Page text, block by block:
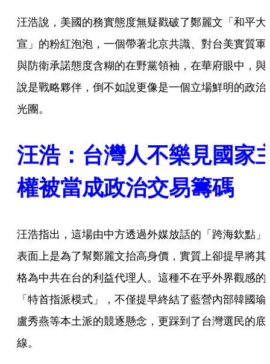
汪浩說，美國的務實態度無疑戳破了鄭麗文「和平大
宣」的粉紅泡泡，一個帶著北京共識、對台美實質軍
與防衛承諾態度含糊的在野黨領袖，在華府眼中，與
說是戰略夥伴，倒不如說更像是一個立場鮮明的政治
光團。
汪浩：台灣人不樂見國家
權被當成政治交易籌碼
汪浩指出，這場由中方透過外媒放話的「跨海欽點」
表面上是為了幫鄭麗文抬高身價，實質上卻提早將其
格為中共在台的利益代理人。這種不在乎外界觀感的
「特首指派模式」，不僅提早終結了藍營內部韓國瑜
盧秀燕等本土派的競逐懸念，更踩到了台灣選民的底
線。